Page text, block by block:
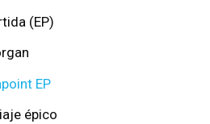
(EP)
EP
épico